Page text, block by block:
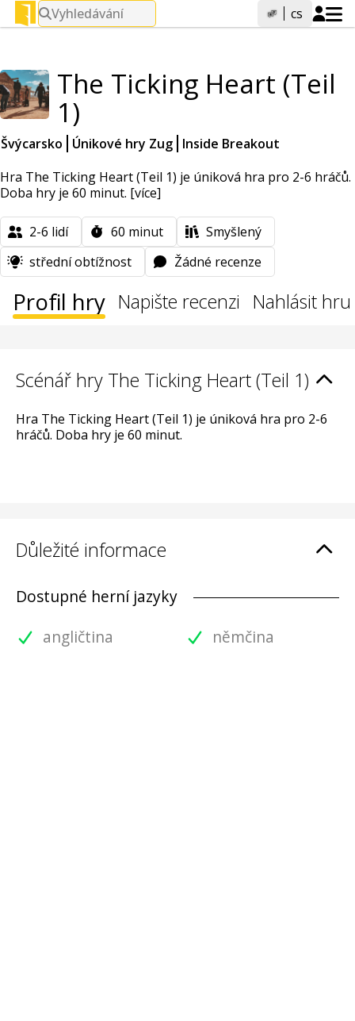
Vyhledávání cs
The Ticking Heart (Teil
1)
Švýcarsko Únikové hry Zug Inside Breakout
Hra The Ticking Heart (Teil 1) je úniková hra pro 2-6 hráčů.
Doba hry je 60 minut. [více]
2-6 lidí 60 minut
Smyšlený
střední obtížnost
Žádné recenze
Profil hry Napište recenzi Nahlásit hru
Scénář hry The Ticking Heart (Teil 1)
Hra The Ticking Heart (Teil 1) je úniková hra pro 2-6
hráčů. Doba hry je 60 minut.
Důležité informace
Dostupné herní jazyky
angličtina
němčina